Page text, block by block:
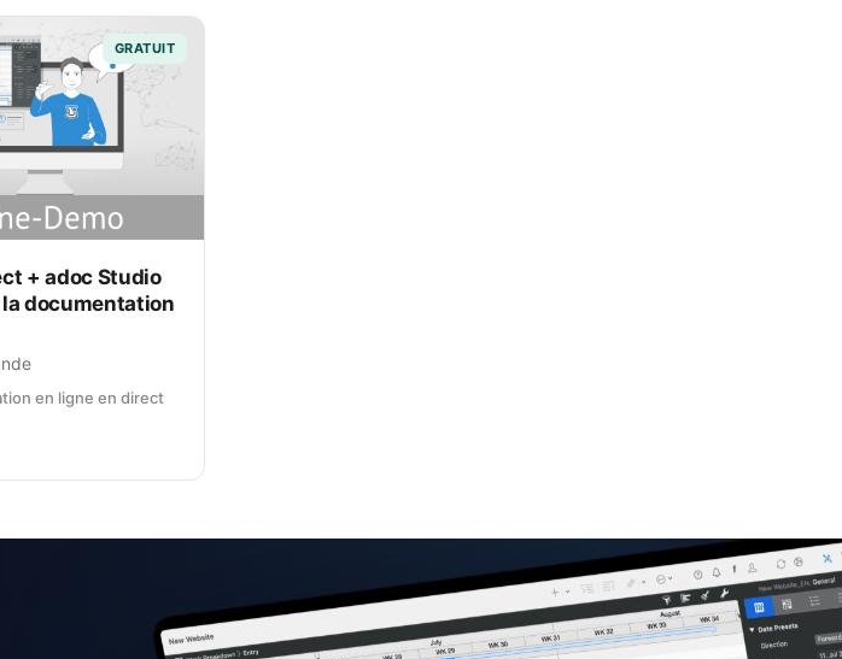
GRATUIT
+ adoc Studio
documentation
en ligne en direct